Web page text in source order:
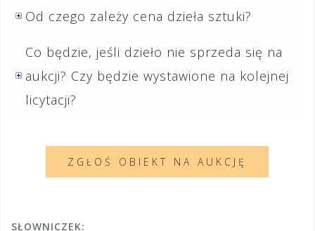
Od czego zależy cena dzieła sztuki?
Co będzie, jeśli dzieło nie sprzeda się na
aukcji? Czy będzie wystawione na kolejnej
licytacji?
ZGŁOŚ OBIEKT NA AUKCJĘ
SŁOWNICZEK: